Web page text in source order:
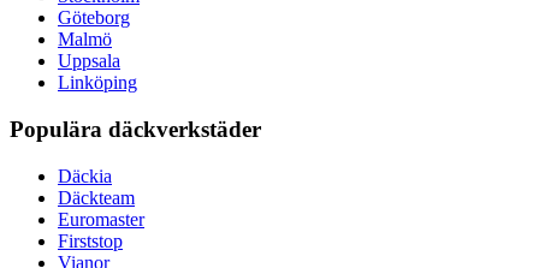
Göteborg
Malmö
Uppsala
Linköping
Populära däckverkstäder
Däckia
Däckteam
Euromaster
Firststop
Vianor